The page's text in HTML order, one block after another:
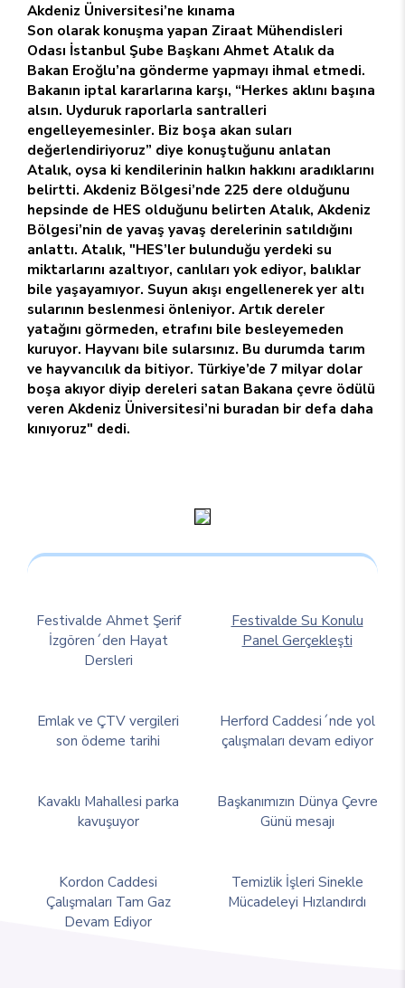
Akdeniz Üniversitesi’ne kınama
Son olarak konuşma yapan Ziraat Mühendisleri
Odası İstanbul Şube Başkanı Ahmet Atalık da
Bakan Eroğlu’na gönderme yapmayı ihmal etmedi.
Bakanın iptal kararlarına karşı, “Herkes aklını başına
alsın. Uyduruk raporlarla santralleri
engelleyemesinler. Biz boşa akan suları
değerlendiriyoruz” diye konuştuğunu anlatan
Atalık, oysa ki kendilerinin halkın hakkını aradıklarını
belirtti. Akdeniz Bölgesi’nde 225 dere olduğunu
hepsinde de HES olduğunu belirten Atalık, Akdeniz
Bölgesi’nin de yavaş yavaş derelerinin satıldığını
anlattı. Atalık, "HES’ler bulunduğu yerdeki su
miktarlarını azaltıyor, canlıları yok ediyor, balıklar
bile yaşayamıyor. Suyun akışı engellenerek yer altı
sularının beslenmesi önleniyor. Artık dereler
yatağını görmeden, etrafını bile besleyemeden
kuruyor. Hayvanı bile sularsınız. Bu durumda tarım
ve hayvancılık da bitiyor. Türkiye’de 7 milyar dolar
boşa akıyor diyip dereleri satan Bakana çevre ödülü
veren Akdeniz Üniversitesi’ni buradan bir defa daha
kınıyoruz" dedi.
Festivalde Ahmet Şerif
İzgören´den Hayat
Dersleri
Festivalde Su Konulu
Panel Gerçekleşti
Emlak ve ÇTV vergileri
son ödeme tarihi
Herford Caddesi´nde yol
çalışmaları devam ediyor
Kavaklı Mahallesi parka
kavuşuyor
Başkanımızın Dünya Çevre
Günü mesajı
Kordon Caddesi
Çalışmaları Tam Gaz
Devam Ediyor
Temizlik İşleri Sinekle
Mücadeleyi Hızlandırdı